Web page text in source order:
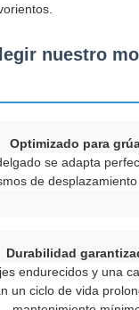
y freno
grúas
nuestro
Optimizado para
se adapta
de desplazamiento
Durabilidad
endurecidos y una
un ciclo de vida